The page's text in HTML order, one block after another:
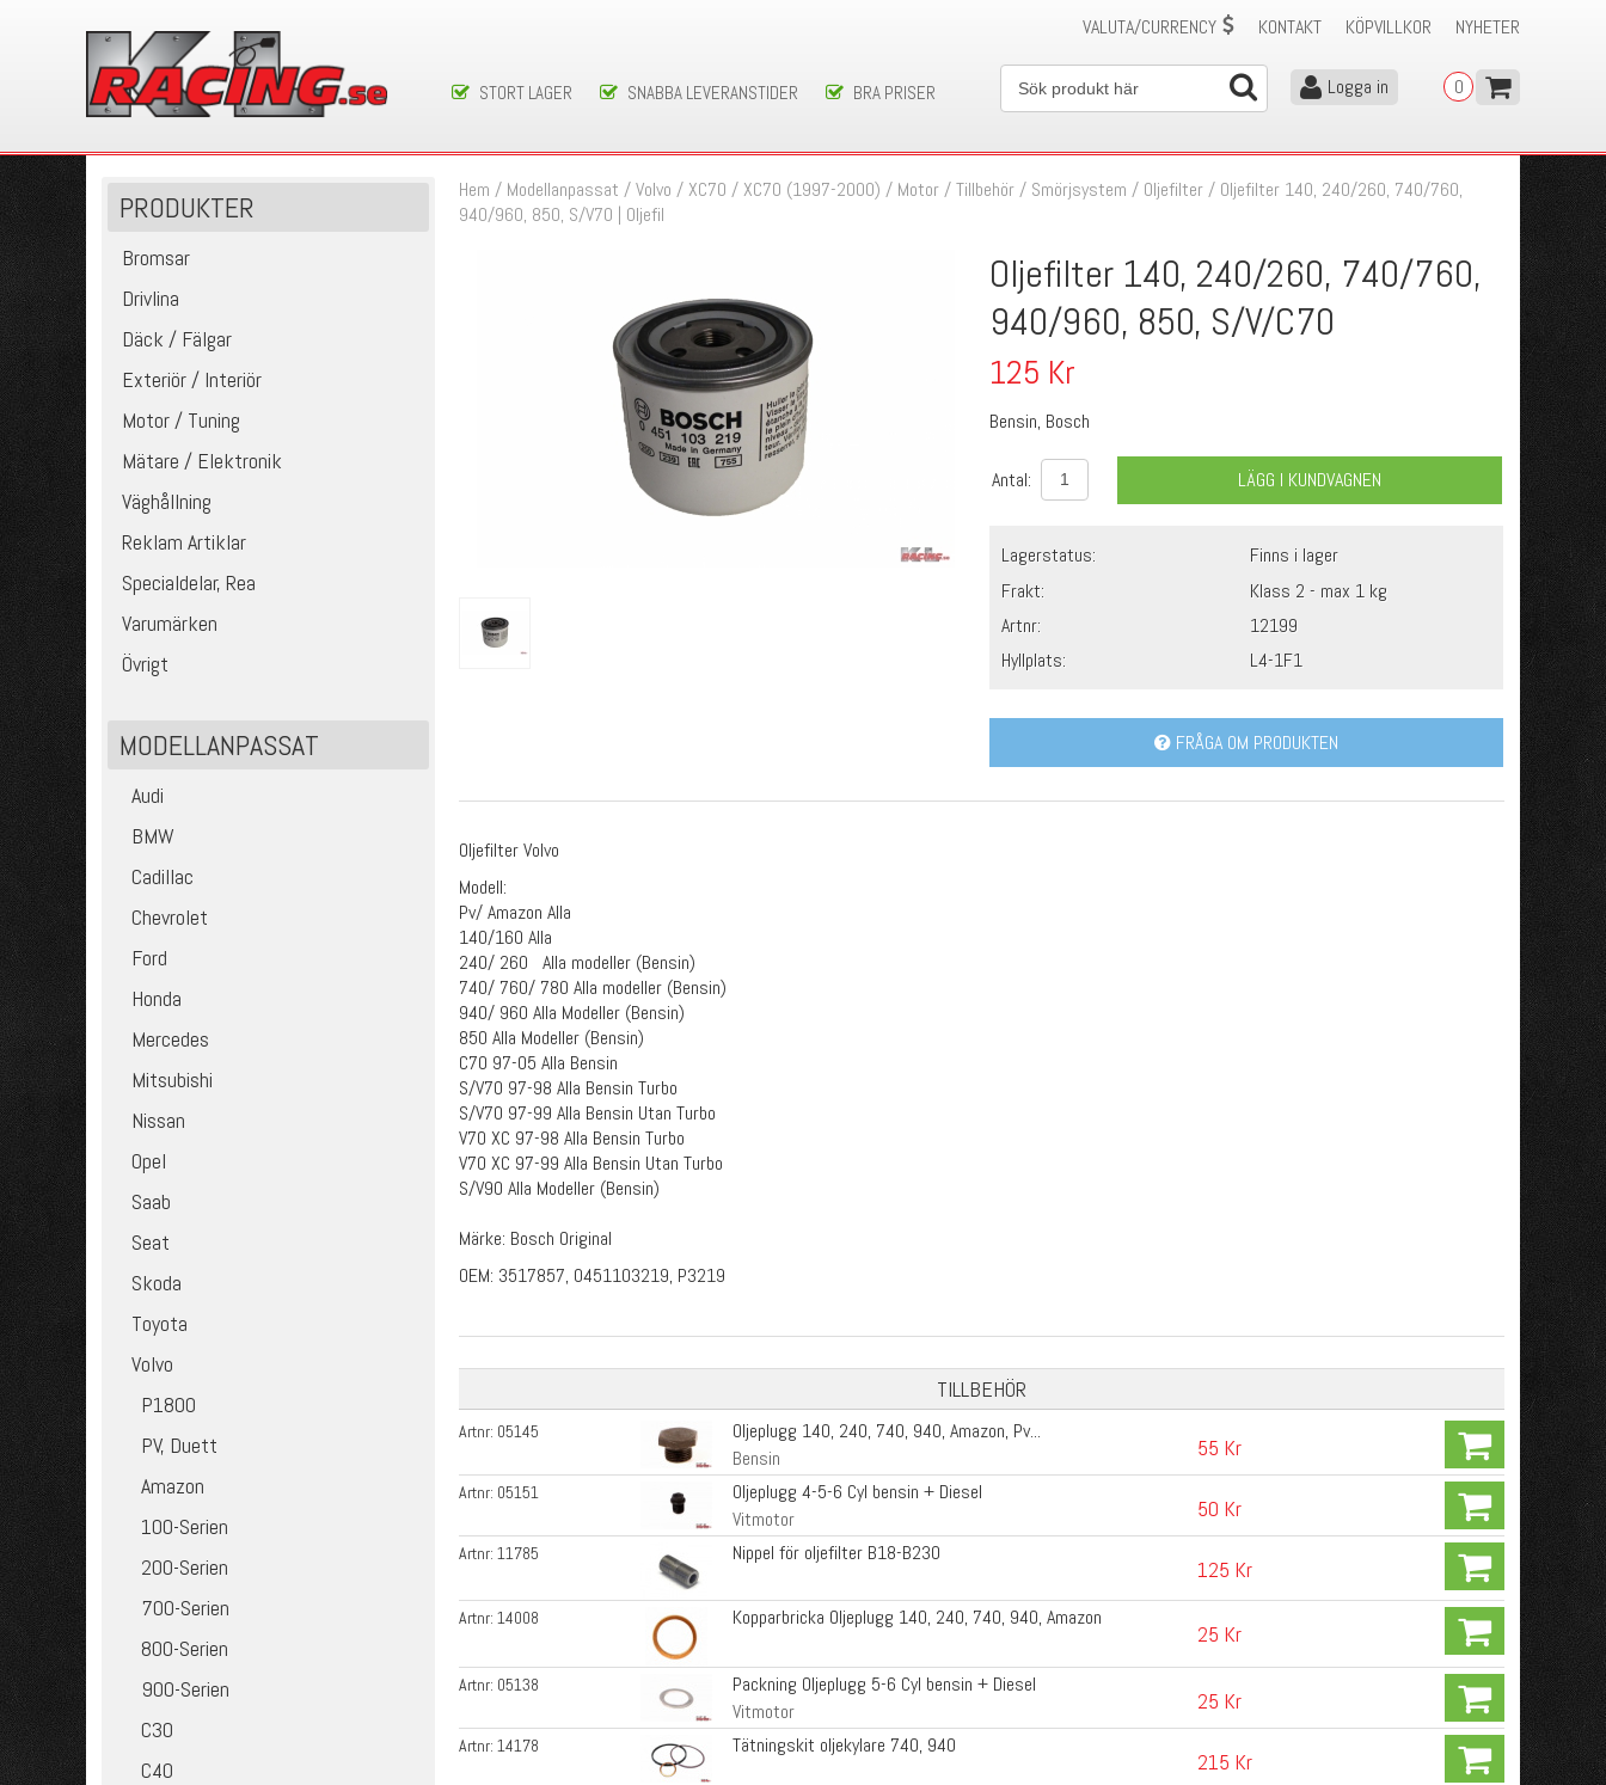
NYHETER
KÖPVILLKOR
KONTAKT
VALUTA/CURRENCY
STORT LAGER SNABBA LEVERANSTIDER BRA PRISER 0
Logga in
PRODUKTER
Bromsar
Drivlina
Däck / Fälgar
Exteriör / Interiör
Motor / Tuning
Mätare / Elektronik
Väghållning
Reklam Artiklar
Specialdelar, Rea
Varumärken
Övrigt
MODELLANPASSAT
Audi
BMW
Cadillac
Chevrolet
Ford
Honda
Mercedes
Mitsubishi
Nissan
Opel
Saab
Seat
Skoda
Toyota
Volvo
P1800
PV, Duett
Amazon
100-Serien
200-Serien
700-Serien
800-Serien
900-Serien
C30
C40
Hem / Modellanpassat /Volvo /XC70 /XC70 (1997-2000) / Motor / Tillbehör / Smörjsystem / Oljefilter / Oljefilter 140, 240/260, 740/760,
940/960, 850, S/V70 | Oljefil
Oljefilter 140, 240/260, 740/760,
940/960, 850, S/V/C70
125 Kr
Bensin, Bosch
Antal: LÄGG I KUNDVAGNEN
Lagerstatus:
Finns i lager
Frakt:
Klass 2 - max 1 kg
Artnr:
12199
Hyllplats:
L4-1F1
FRÅGA OM PRODUKTEN
Oljefilter Volvo
Modell:
Pv/ Amazon Alla
140/160 Alla
240/ 260 Alla modeller (Bensin)
740/ 760/ 780 Alla modeller (Bensin)
940/ 960 Alla Modeller (Bensin)
850 Alla Modeller (Bensin)
C70 97-05 Alla Bensin
S/V70 97-98 Alla Bensin Turbo
S/V70 97-99 Alla Bensin Utan Turbo
V70 XC 97-98 Alla Bensin Turbo
V70 XC 97-99 Alla Bensin Utan Turbo
S/V90 Alla Modeller (Bensin)
Märke: Bosch Original
OEM: 3517857, 0451103219, P3219
TILLBEHÖR
Artnr: 05145
Oljeplugg 140, 240, 740, 940, Amazon, Pv...
Bensin
55 Kr
Artnr: 05151
Oljeplugg 4-5-6 Cyl bensin + Diesel
Vitmotor
50 Kr
Artnr:11785 Nippel för oljefilter B18-B230
125 Kr
Artnr:14008 Kopparbricka Oljeplugg 140, 240, 740, 940, Amazon
25 Kr
Artnr: 05138
Packning Oljeplugg 5-6 Cyl bensin + Diesel
Vitmotor
25 Kr
Artnr:14178 Tätningskit oljekylare 740, 940
215 Kr